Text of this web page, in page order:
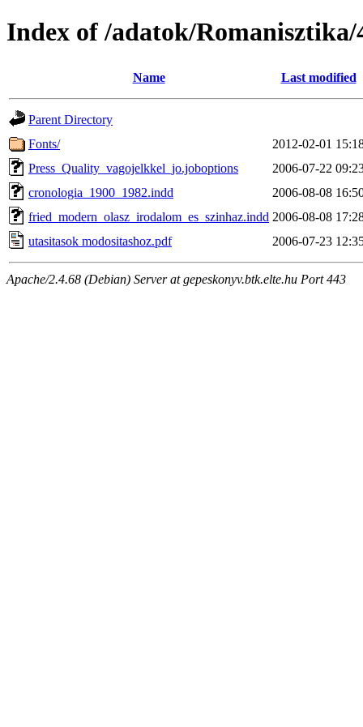
Index of /adatok/
Name Last modified
Parent Directory
Fonts/
2012-02-01
Press_Quality_vagojelkkel_jo.joboptions
2006-07-22
cronologia_1900_1982.indd
2006-08-08
fried_modern_olasz_irodalom_es_szinhaz.indd 2006-08-08
utasitasok modositashoz.pdf
2006-07-23
Apache/2.4.68 (Debian) Server at gepeskonyv.btk.elte.hu Port 443